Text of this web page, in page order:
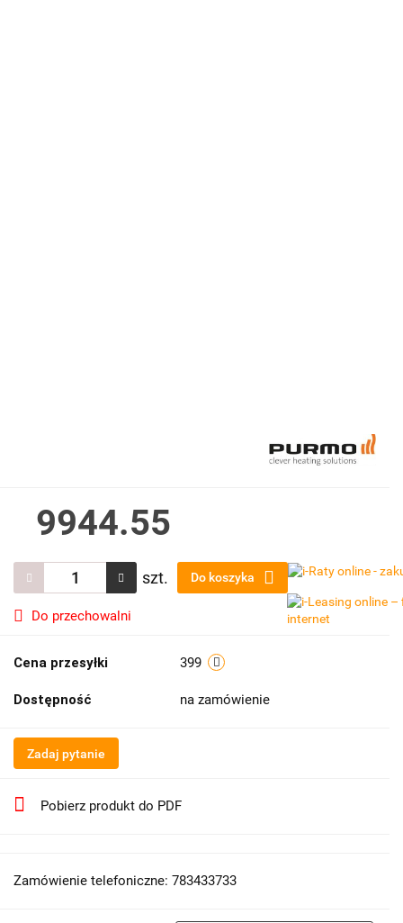
9944.55
szt. Do koszyka
Do przechowalni
Cena przesyłki 399
Dostępność na zamówienie
Zadaj pytanie
Pobierz produkt do PDF
Zamówienie telefoniczne: 783433733